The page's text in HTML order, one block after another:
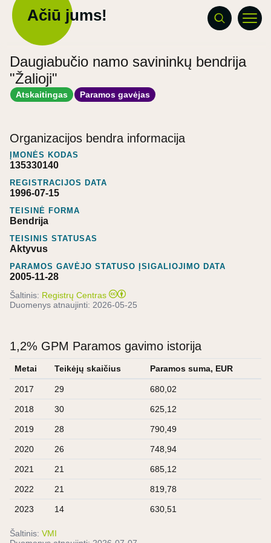
Ačiū jums!
Daugiabučio namo savininkų bendrija
"Žalioji"
Atskaitingas Paramos gavėjas
Organizacijos bendra informacija
ĮMONĖS KODAS
135330140
REGISTRACIJOS DATA
1996-07-15
TEISINĖ FORMA
Bendrija
TEISINIS STATUSAS
Aktyvus
PARAMOS GAVĖJO STATUSO ĮSIGALIOJIMO DATA
2005-11-28
Šaltinis: Registrų Centras
Duomenys atnaujinti: 2026-05-25
1,2% GPM Paramos gavimo istorija
Metai Teikėjų skaičius Paramos suma, EUR
2017 29 680,02
2018 30 625,12
2019 28 790,49
2020 26 748,94
2021 21 685,12
2022 21 819,78
2023 14 630,51
Šaltinis: VMI